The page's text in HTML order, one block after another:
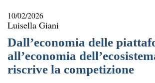
10/02/2026
Luisella Giani
Dall’economia delle
all’economia
riscrive la competizione